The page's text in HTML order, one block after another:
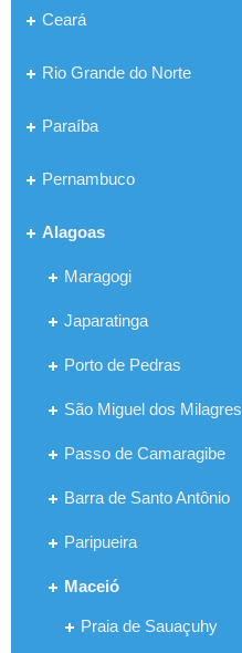
Ceará
Rio Grande do Norte
Paraíba
Pernambuco
Alagoas
Maragogi
Japaratinga
Porto de Pedras
São Miguel dos Milagres
Passo de Camaragibe
Barra de Santo Antônio
Paripueira
Maceió
Praia de Sauaçuhy